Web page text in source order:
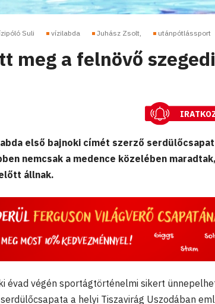
Suli vízilabda Juhász Zsolt, utánpótlássport
meg a felnövő
első bajnoki címét szerző
nemcsak a medence közelében
állnak.
évad végén sportágtörténelmi sikert
a helyi Tiszavirág Uszodában